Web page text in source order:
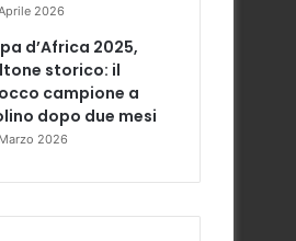
2026
d’Africa 2025,
storico: il
campione a
dopo due mesi
2026